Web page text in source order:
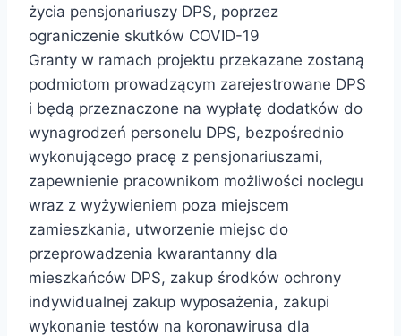
życia pensjonariuszy DPS, poprzez
ograniczenie skutków COVID-19
Granty w ramach projektu przekazane zostaną
podmiotom prowadzącym zarejestrowane DPS
i będą przeznaczone na wypłatę dodatków do
wynagrodzeń personelu DPS, bezpośrednio
wykonującego pracę z pensjonariuszami,
zapewnienie pracownikom możliwości noclegu
wraz z wyżywieniem poza miejscem
zamieszkania, utworzenie miejsc do
przeprowadzenia kwarantanny dla
mieszkańców DPS, zakup środków ochrony
indywidualnej zakup wyposażenia, zakupi
wykonanie testów na koronawirusa dla